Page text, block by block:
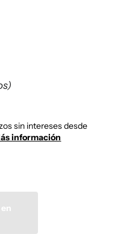
sin intereses desde
información